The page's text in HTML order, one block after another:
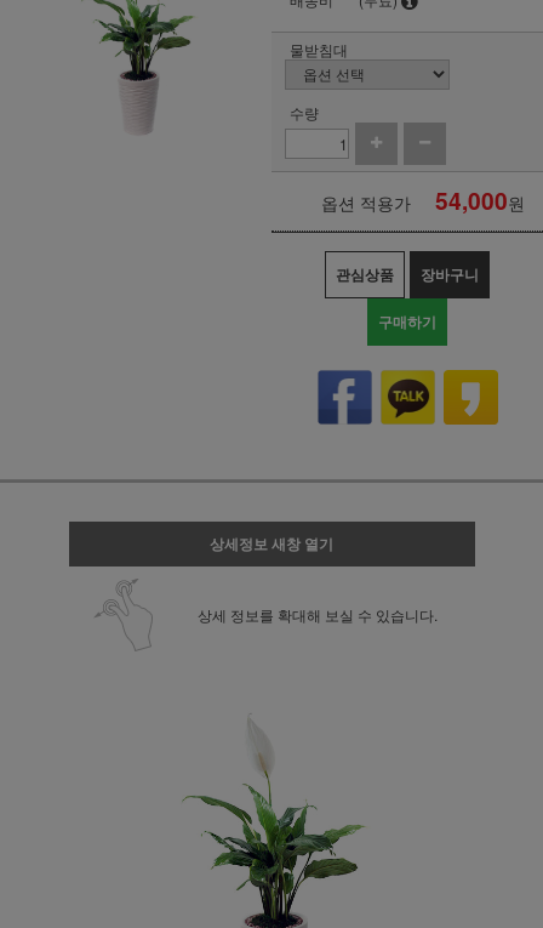
물받침대
수량
옵션 적용가 54,000원
관심상품 장바구니
구매하기
상세정보 새창 열기
상세 정보를 확대해 보실 수 있습니다.